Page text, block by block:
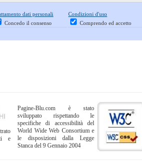
dati personali
Concedo il consenso
Condizioni d'uso
Comprendo ed accetto
e
Pagine-Blu.com è stato
sviluppato rispettando le
specifiche di accessibilità del
World Wide Web Consortium e
le disposizioni dalla Legge
Stanca del 9 Gennaio 2004